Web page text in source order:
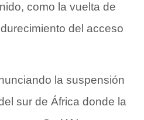
como la vuelta de
del acceso
la suspensión
sur de África donde la